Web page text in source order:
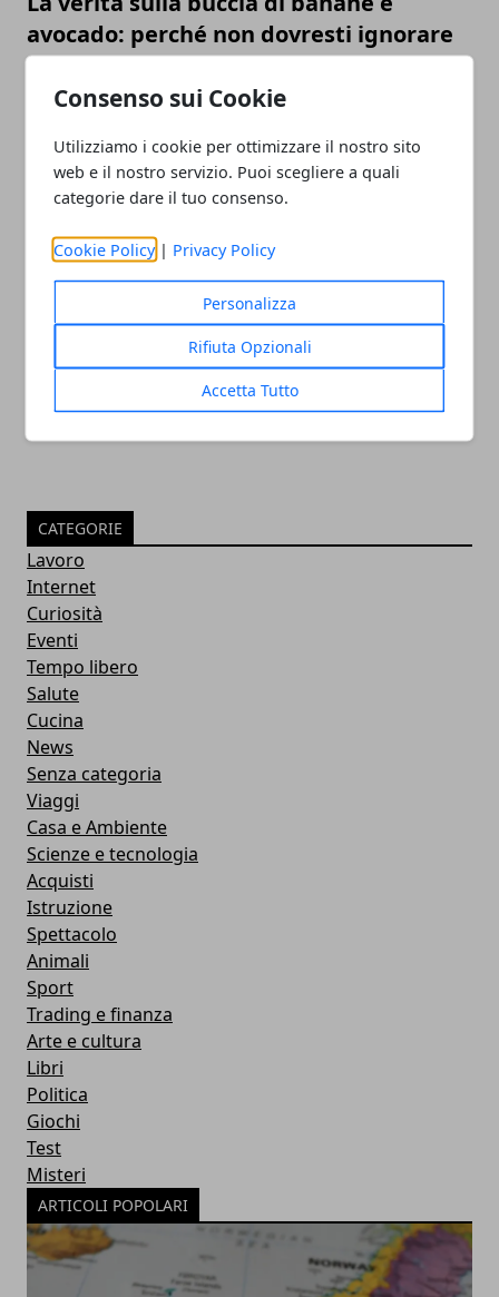
Consenso sui Cookie
Utilizziamo i cookie per ottimizzare il nostro sito
web e il nostro servizio. Puoi scegliere a quali
categorie dare il tuo consenso.
Cookie Policy | Privacy Policy
Personalizza
Rifiuta Opzionali
Accetta Tutto
avocado: perché non dovresti ignorare
la pulizia
Come tenere lontane le zanzare: il ruolo
della dieta e le ragioni per cui pungono
proprio te
CATEGORIE
Lavoro
Internet
Curiosità
Eventi
Tempo libero
Salute
Cucina
News
Senza categoria
Viaggi
Casa e Ambiente
Scienze e tecnologia
Acquisti
Istruzione
Spettacolo
Animali
Sport
Trading e finanza
Arte e cultura
Libri
Politica
Giochi
Test
Misteri
ARTICOLI POPOLARI